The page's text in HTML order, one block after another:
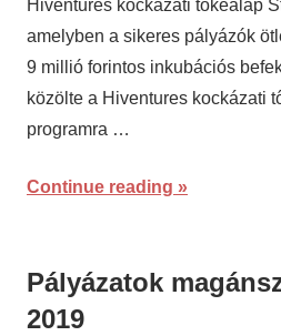
Hiventures kockázati tőkealap
amelyben a sikeres pályázók
9 millió forintos inkubációs
közölte a Hiventures kockázati
programra …
Continue reading
Pályázatok
2019